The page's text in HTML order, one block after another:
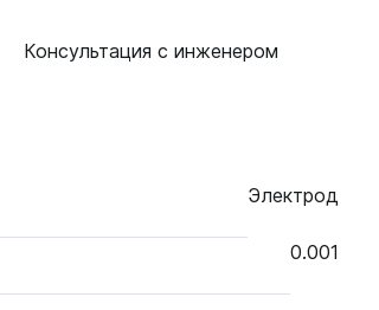
Консультация с инженером
Электрод
0.001